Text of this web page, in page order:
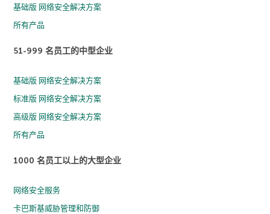
基础版 网络安全解决方案
所有产品
51-999 名员工的中型企业
基础版 网络安全解决方案
标准版 网络安全解决方案
高级版 网络安全解决方案
所有产品
1000 名员工以上的大型企业
网络安全服务
卡巴斯基威胁管理和防御